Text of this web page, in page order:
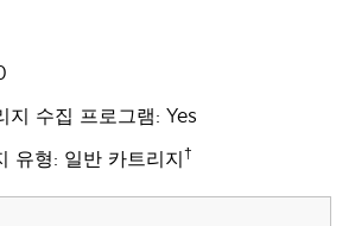
지 수집 프로그램: Yes
유형: 일반 카트리지†